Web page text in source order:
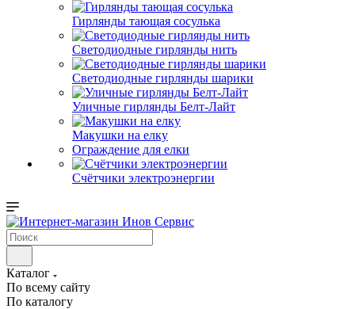
Гирлянды тающая сосулька
Светодиодные гирлянды нить
Светодиодные гирлянды шарики
Уличные гирлянды Белт-Лайт
Макушки на елку
Ограждение для елки
Счётчики электроэнергии
Каталог
По всему сайту
По каталогу